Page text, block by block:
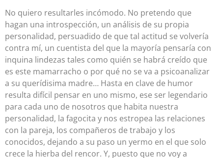
No quiero resultarles incómodo. No pretendo que
hagan una introspección, un análisis de su propia
personalidad, persuadido de que tal actitud se volvería
contra mí, un cuentista del que la mayoría pensaría con
inquina lindezas tales como quién se habrá creído que
es este mamarracho o por qué no se va a psicoanalizar
a su querídisima madre… Hasta en clave de humor
resulta difícil pensar en uno mismo, ese ser legendario
para cada uno de nosotros que habita nuestra
personalidad, la fagocita y nos estropea las relaciones
con la pareja, los compañeros de trabajo y los
conocidos, dejando a su paso un yermo en el que solo
crece la hierba del rencor. Y, puesto que no voy a